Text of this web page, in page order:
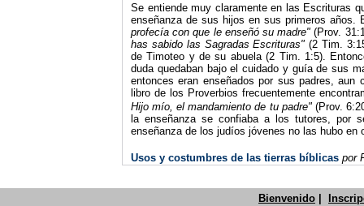
Se entiende muy claramente en las Escrituras
enseñanza de sus hijos en sus primeros
profecía con que le enseñó su madre"(Prov.
has sabido las Sagradas Escrituras"(2 Tim.
de Timoteo y de su abuela (2 Tim. 1:5).
duda quedaban bajo el cuidado y guía de sus
entonces eran enseñados por sus padres, aun
libro de los Proverbios frecuentemente
Hijo mío, el mandamiento de tu padre" (Prov.
la enseñanza se confiaba a los tutores, por
enseñanza de los judíos jóvenes no las hubo
Usos y costumbres de las tierras bíblicas por
Bienvenido